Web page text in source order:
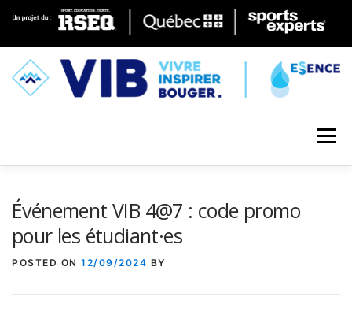
Skip to content
Menu
Événement VIB 4@7 : code promo
pour les étudiant·es
POSTED ON 12/09/2024 BY